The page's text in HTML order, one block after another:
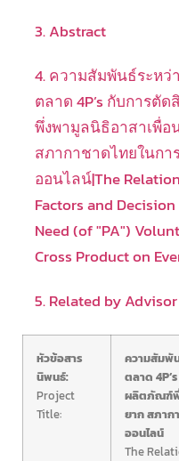
3. Abstract
4. ความสัมพันธ์ระหว่
ตลาด 4P’s กับการ
พึ่งพามูลนิธิอาสาเพื่อ
สภากาชาดไทยในก
ออนไลน์|The
Factors and
Need (of "PA")
Cross Product on
5. Related by Advisor
หัวข้อสาร
นิพนธ์:
Project
Title:
ความสัมพั
ตลาด
ผลิตภัณฑ์พึ่
ยาก สภาก
ออนไลน์
The